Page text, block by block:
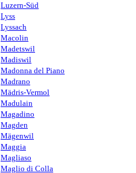
Luzern-Süd
Lyss
Lyssach
Macolin
Madetswil
Madiswil
Madonna del Piano
Madrano
Mädris-Vermol
Madulain
Magadino
Magden
Mägenwil
Maggia
Magliaso
Maglio di Colla